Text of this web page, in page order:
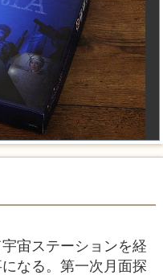
宙ステーションを経
なる。第一次月面探